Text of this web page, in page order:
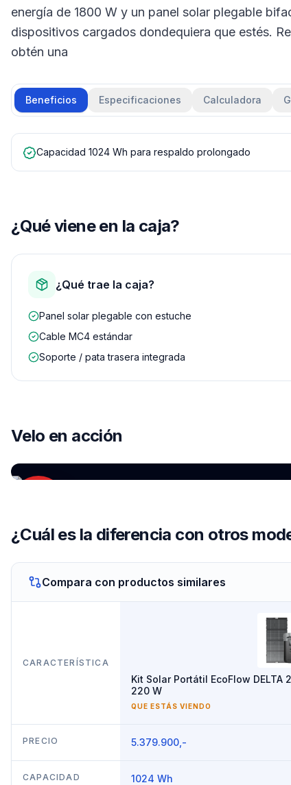
energía de 1800 W y un panel solar plegable
dispositivos cargados dondequiera que estés.
obtén una
Beneficios Especificaciones Calculadora
Capacidad 1024 Wh para respaldo prolongado
¿Qué viene en la caja?
¿Qué trae la caja?
Panel solar plegable con estuche
Cable MC4 estándar
Soporte / pata trasera integrada
Velo en acción
EcoFlow DELTA 2 — Review en español
¿Cuál es la diferencia con otros
Compara con productos similares
CARACTERÍSTICA
Kit Solar Portátil EcoFlow DELTA
220 W
QUE ESTÁS VIENDO
PRECIO 5.379.900,-
CAPACIDAD 1024 Wh